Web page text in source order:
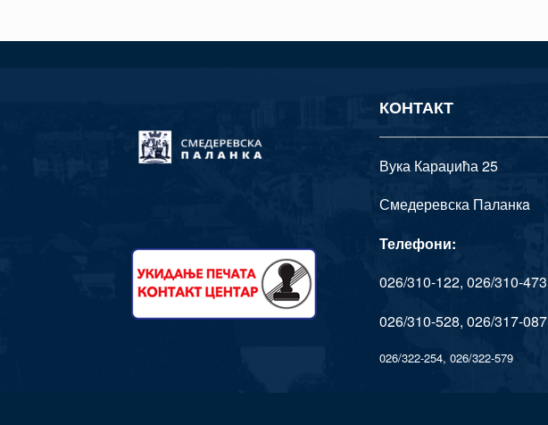
КОНТАКТ
Вука Караџића 25
Смедеревска Паланкa
Телефони:
026/310-122, 026/310-473
026/310-528, 026/317-087
026/322-254, 026/322-579